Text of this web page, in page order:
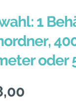
1
oder